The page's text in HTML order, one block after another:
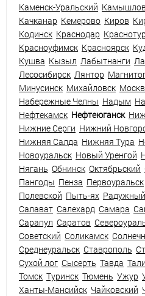
Каменск-Уральский Камышлов
Качканар Кемерово Киров
Кодинск Краснодар
Красноуфимск Красноярск
Кушва Кызыл Лабытнанги
Лесосибирск Лянтор
Минусинск Михайловск
Набережные Челны Надым
Нефтекамск Нефтеюганск
Нижние Серги Нижний
Нижняя Салда Нижняя Тура
Новоуральск Новый Уренгой
Нягань Обнинск Октябрьский
Пангоды Пенза Первоуральск
Полевской Пыть-ях Радужный
Салават Салехард Самара
Сарапул Саратов
Советский Соликамск
Среднеуральск Ставрополь
Сухой лог Сысерть Тавда
Томск Туринск Тюмень Ужур
Ханты-Мансийск Чайковский